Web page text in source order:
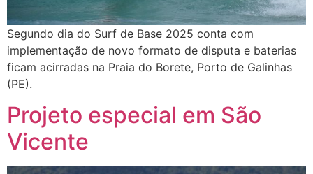
Segundo dia do Surf de Base 2025 conta com
implementação de novo formato de disputa e baterias
ficam acirradas na Praia do Borete, Porto de Galinhas
(PE).
Projeto especial em São
Vicente